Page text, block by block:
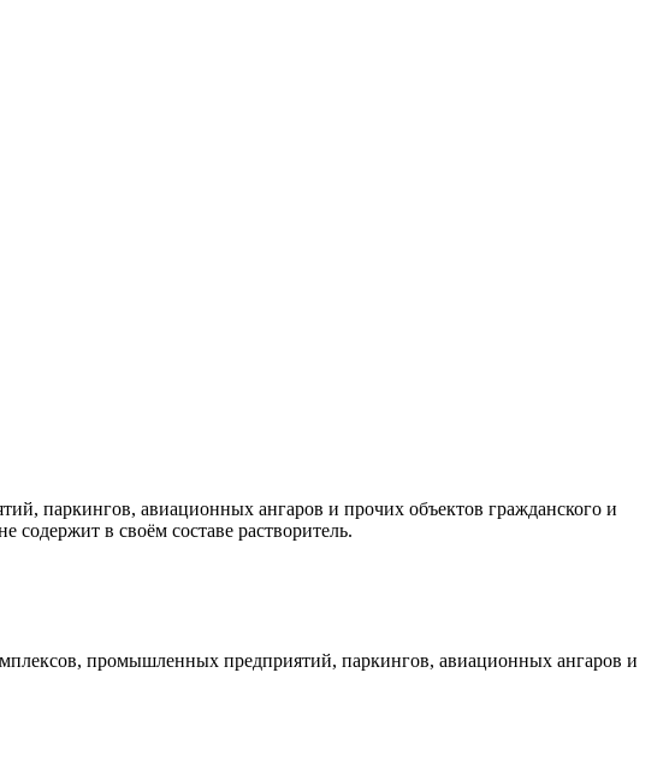
паркингов, авиационных ангаров и прочих объектов гражданского и
в своём составе растворитель.
промышленных предприятий, паркингов, авиационных ангаров и